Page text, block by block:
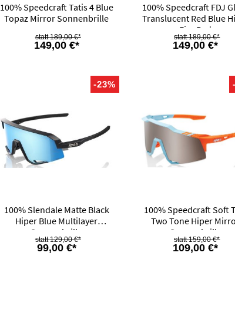
100% Speedcraft Tatis 4 Blue
Topaz Mirror Sonnenbrille
149,00 €*
189,00 €*
100% Speedcraft FDJ
Translucent Red Blue
Fire Red
149,00 €*
189,00 €*
-23%
100% Slendale Matte Black
Hiper Blue Multilayer
Sonnenbrille
99,00 €*
129,00 €*
100% Speedcraft Soft
Two Tone Hiper
Sonnenbrille
109,00 €*
159,00 €*